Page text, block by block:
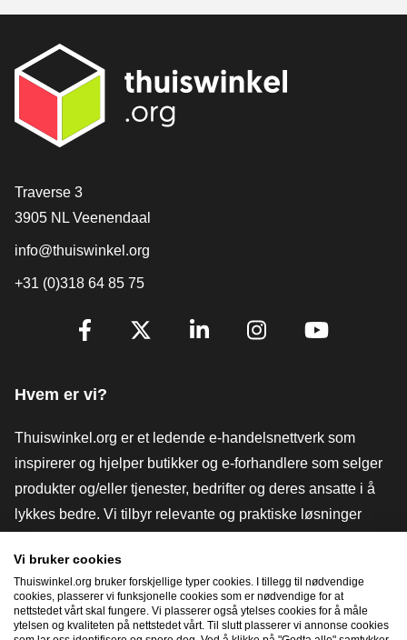
[_General:Contact]
Traverse 3
3905 NL Veenendaal
info@thuiswinkel.org
+31 (0)318 64 85 75
[_General:SocialMediaTitle]
Hvem er vi?
Thuiswinkel.org er et ledende e-handelsnettverk som
inspirerer og hjelper butikker og e-forhandlere som selger
produkter og/eller tjenester, bedrifter og deres ansatte i å
lykkes bedre. Vi tilbyr relevante og praktiske løsninger
verktøy og råd, advokatvirksomhet, markedsundersøkelser,
og har vår egen utdanningsplattform, Thuiswinkel e-
Academy.
Vi bruker cookies
Thuiswinkel.org bruker forskjellige typer cookies. I tillegg til nødvendige
cookies, plasserer vi funksjonelle cookies som er nødvendige for at
nettstedet vårt skal fungere. Vi plasserer også ytelses cookies for å måle
ytelsen og kvaliteten på nettstedet vårt. Til slutt plasserer vi annonse cookies